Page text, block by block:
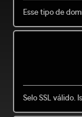
Esse tipo de
Selo SSL válido.